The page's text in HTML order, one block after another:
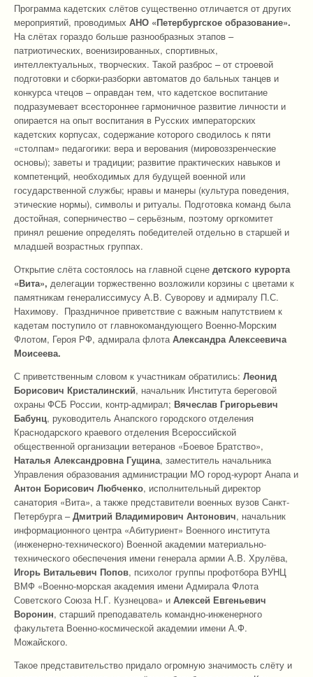
Программа кадетских слётов существенно отличается от других
мероприятий, проводимых АНО «Петербургское образование».
На слётах гораздо больше разнообразных этапов –
патриотических, военизированных, спортивных,
интеллектуальных, творческих. Такой разброс – от строевой
подготовки и сборки-разборки автоматов до бальных танцев и
конкурса чтецов – оправдан тем, что кадетское воспитание
подразумевает всестороннее гармоничное развитие личности и
опирается на опыт воспитания в Русских императорских
кадетских корпусах, содержание которого сводилось к пяти
«столпам» педагогики: вера и верования (мировоззренческие
основы); заветы и традиции; развитие практических навыков и
компетенций, необходимых для будущей военной или
государственной службы; нравы и манеры (культура поведения,
этические нормы), символы и ритуалы. Подготовка команд была
достойная, соперничество – серьёзным, поэтому оргкомитет
принял решение определять победителей отдельно в старшей и
младшей возрастных группах.
Открытие слёта состоялось на главной сцене детского курорта
«Вита», делегации торжественно возложили корзины с цветами к
памятникам генералиссимусу А.В. Суворову и адмиралу П.С.
Нахимову. Праздничное приветствие с важным напутствием к
кадетам поступило от главнокомандующего Военно-Морским
Флотом, Героя РФ, адмирала флота Александра Алексеевича
Моисеева.
С приветственным словом к участникам обратились: Леонид
Борисович Кристалинский, начальник Института береговой
охраны ФСБ России, контр-адмирал; Вячеслав Григорьевич
Бабунц, руководитель Анапского городского отделения
Краснодарского краевого отделения Всероссийской
общественной организации ветеранов «Боевое Братство»,
Наталья Александровна Гущина, заместитель начальника
Управления образования администрации МО город-курорт Анапа и
Антон Борисович Любченко, исполнительный директор
санатория «Вита», а также представители военных вузов Санкт-
Петербурга –Дмитрий Владимирович Антонович, начальник
информационного центра «Абитуриент» Военного института
(инженерно-технического) Военной академии материально-
технического обеспечения имени генерала армии А.В. Хрулёва,
Игорь Витальевич Попов, психолог группы профотбора ВУНЦ
ВМФ «Военно-морская академия имени Адмирала Флота
Советского Союза Н.Г. Кузнецова» и Алексей Евгеньевич
Воронин, старший преподаватель командно-инженерного
факультета Военно-космической академии имени А.Ф.
Можайского.
Такое представительство придало огромную значимость слёту и